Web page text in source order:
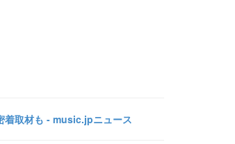
着取材も - music.jpニュース